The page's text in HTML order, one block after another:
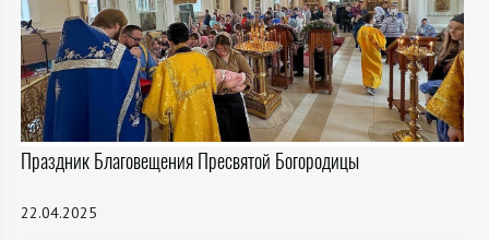
Праздник Благовещения Пресвятой Богородицы
22.04.2025